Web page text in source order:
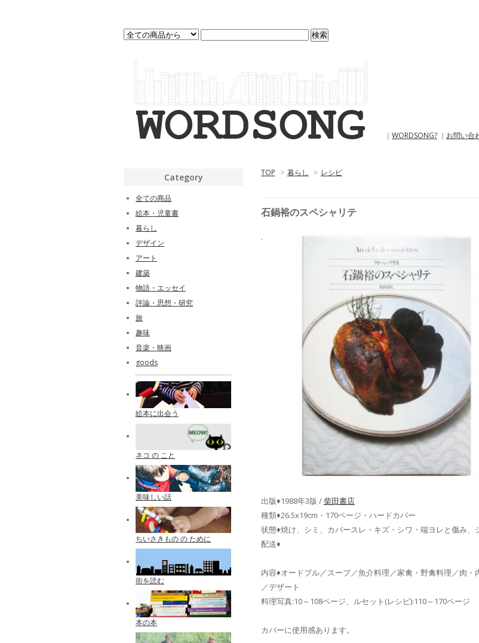
｜ WORDSONG? ｜ お問い合
TOP > 暮らし > レシピ
石鍋裕のスペシャリテ
出版♦1988年3版 /柴田書店
種類♦26.5x19cm・170ページ・ハードカバー
状態♦焼け、シミ、カバースレ・キズ・シワ・端ヨレと傷み、
配送♦
内容♦オードブル／スープ／魚介料理／家禽・野禽料理／肉・
／デザート
料理写真:10～108ページ、ルセット(レシピ):110～170ページ
カバーに使用感あります。
Category
全ての商品
絵本・児童書
暮らし
デザイン
アート
建築
物語・エッセイ
評論・思想・研究
旅
趣味
音楽・映画
goods
絵本に出会う
ネコ の こと
美味しい話
ちいさきもの の ために
街を読む
本の本